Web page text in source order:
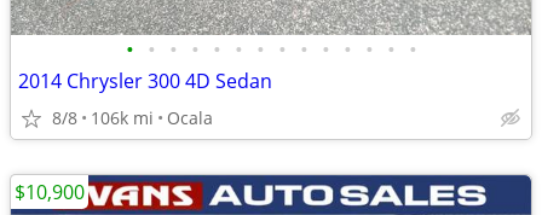
• • • • • • • • • • • • • •
2014 Chrysler 300 4D Sedan
8/8 106k mi Ocala
$10,900